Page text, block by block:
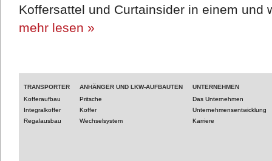
Koffersattel und Curtainsider in einem und
mehr lesen »
TRANSPORTER
Kofferaufbau
Integralkoffer
Regalausbau
ANHÄNGER UND LKW-AUFBAUTEN
Pritsche
Koffer
Wechselsystem
UNTERNEHMEN
Das Unternehmen
Unternehmensentwicklung
Karriere